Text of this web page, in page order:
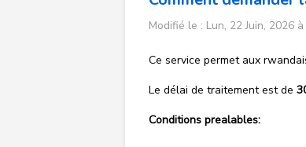
Modifié le : Lun, 22 Juin, 2026
Ce service permet aux
Le délai de traitement est de
Conditions prealables: